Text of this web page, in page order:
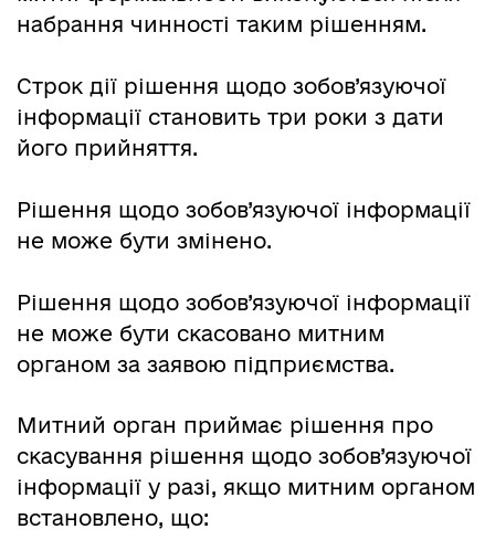
набрання чинності таким рішенням.
Строк дії рішення щодо зобов’язуючої
інформації становить три роки з дати
його прийняття.
Рішення щодо зобов’язуючої інформації
не може бути змінено.
Рішення щодо зобов’язуючої інформації
не може бути скасовано митним
органом за заявою підприємства.
Митний орган приймає рішення про
скасування рішення щодо зобов’язуючої
інформації у разі, якщо митним органом
встановлено, що: